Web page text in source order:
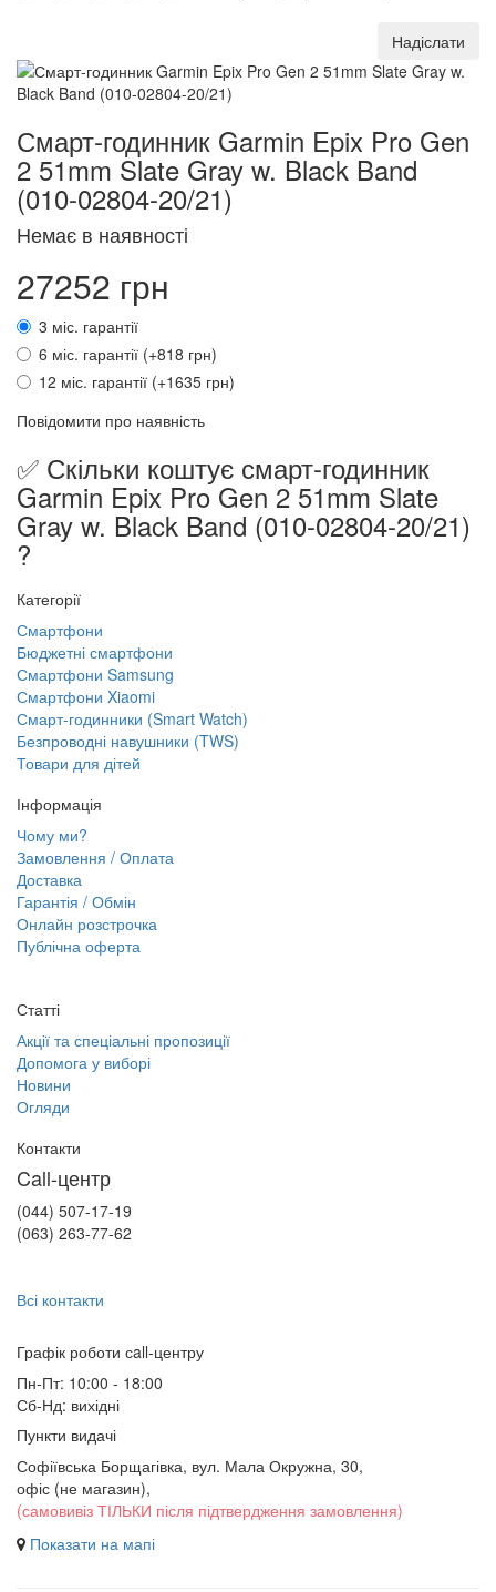
Надіслати
Смарт-годинник Garmin Epix Pro Gen
2 51mm Slate Gray w. Black Band
(010-02804-20/21)
Немає в наявності
27252 грн
3 міс. гарантії
6 міс. гарантії (+818 грн)
12 міс. гарантії (+1635 грн)
Повідомити про наявність
✅ Скільки коштує смарт-годинник
Garmin Epix Pro Gen 2 51mm Slate
Gray w. Black Band (010-02804-20/21)
?
Категорії
Смартфони
Бюджетні смартфони
Смартфони Samsung
Смартфони Xiaomi
Смарт-годинники (Smart Watch)
Безпроводні навушники (TWS)
Товари для дітей
Інформація
Чому ми?
Замовлення / Оплата
Доставка
Гарантія / Обмін
Онлайн розстрочка
Публічна оферта
Статті
Акції та спеціальні пропозиції
Допомога у виборі
Новини
Огляди
Контакти
Call-центр
(044) 507-17-19
(063) 263-77-62
Всі контакти
Графік роботи сall-центру
Пн-Пт: 10:00 - 18:00
Сб-Нд: вихідні
Пункти видачі
Софіївська Борщагівка, вул. Мала Окружна, 30,
офіс (не магазин),
(самовивіз ТІЛЬКИ після підтвердження замовлення)
Показати на мапі